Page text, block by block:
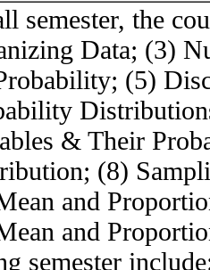
semester, the
Data; (3)
(5)
& Their
(8)
and
and
semester